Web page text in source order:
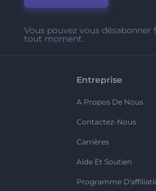
Vous pouvez vous désabonner
tout moment.
Entreprise
A Propos De Nous
Contactez-Nous
Carrières
Aide Et Soutien
Programme